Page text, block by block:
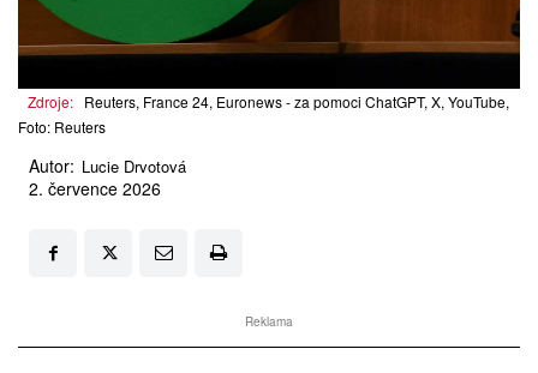
Zdroje: Reuters, France 24, Euronews - za pomoci ChatGPT, X, YouTube,
Foto: Reuters
Autor: Lucie Drvotová
2. července 2026
Reklama